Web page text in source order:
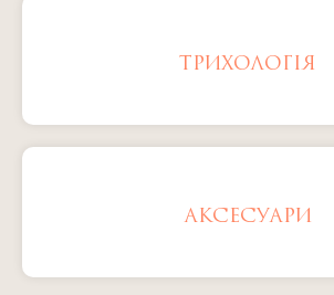
ТРИХОЛОГІЯ
АКСЕСУАРИ